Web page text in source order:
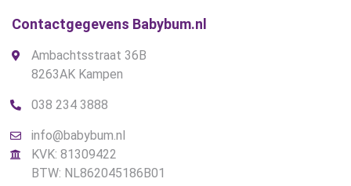
Contactgegevens Babybum.nl
Ambachtsstraat 36B
8263AK Kampen
038 234 3888
info@babybum.nl
KVK: 81309422
BTW: NL862045186B01